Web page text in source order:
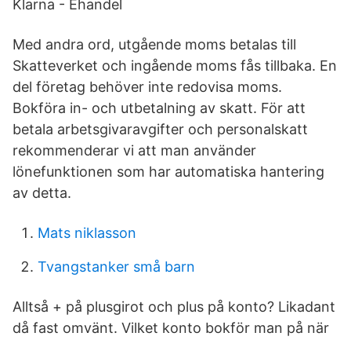
Klarna - Ehandel
Med andra ord, utgående moms betalas till
Skatteverket och ingående moms fås tillbaka. En
del företag behöver inte redovisa moms.
Bokföra in- och utbetalning av skatt. För att
betala arbetsgivaravgifter och personalskatt
rekommenderar vi att man använder
lönefunktionen som har automatiska hantering
av detta.
Mats niklasson
Tvangstanker små barn
Alltså + på plusgirot och plus på konto? Likadant
då fast omvänt. Vilket konto bokför man på när